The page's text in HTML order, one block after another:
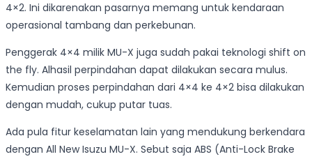
4×2. Ini dikarenakan pasarnya memang untuk kendaraan
operasional tambang dan perkebunan.
Penggerak 4×4 milik MU-X juga sudah pakai teknologi shift on
the fly. Alhasil perpindahan dapat dilakukan secara mulus.
Kemudian proses perpindahan dari 4×4 ke 4×2 bisa dilakukan
dengan mudah, cukup putar tuas.
Ada pula fitur keselamatan lain yang mendukung berkendara
dengan All New Isuzu MU-X. Sebut saja ABS (Anti-Lock Brake